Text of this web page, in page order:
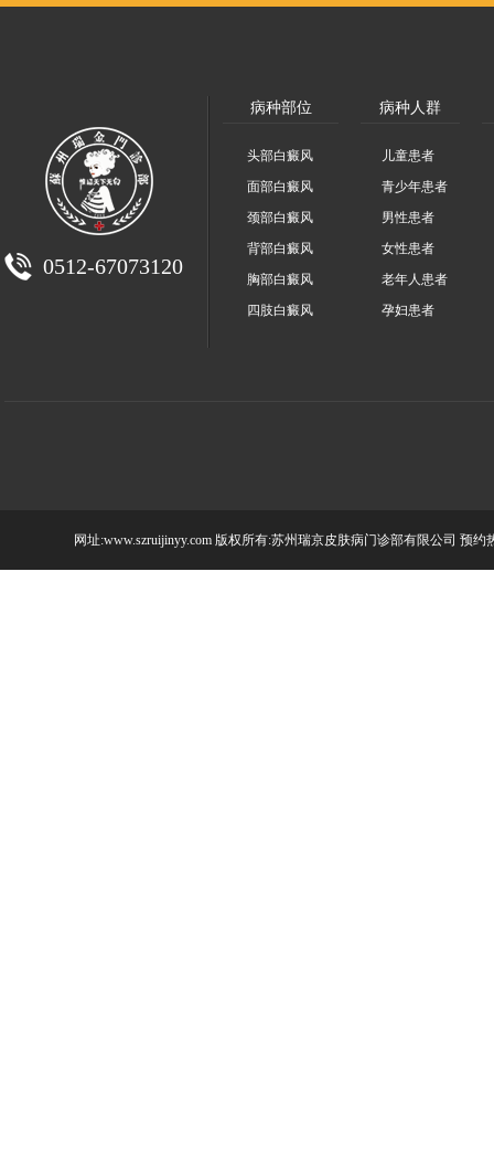
0512-67073120
病种部位 病种人群
头部白癜风
面部白癜风
颈部白癜风
背部白癜风
胸部白癜风
四肢白癜风
儿童患者
青少年患者
男性患者
女性患者
老年人患者
孕妇患者
网址:www.szruijinyy.com 版权所有:苏州瑞京皮肤病门诊部有限公司 预约